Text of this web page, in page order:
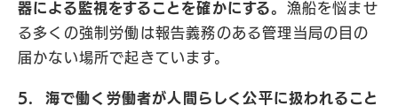
器による監視をすることを確かにする。 漁船を悩ませ
る多くの強制労働は報告義務のある管理当局の目の
届かない場所で起きています。
5. 海で働く労働者が人間らしく公平に扱われること